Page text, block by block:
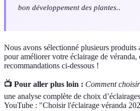
bon développement des plantes..
Nous avons sélectionné plusieurs produits
pour améliorer votre éclairage de véranda,
recommandations ci-dessous !
📺 Pour aller plus loin : Comment
une analyse complète de choix
YouTube : "Choisir l'éclairage véranda